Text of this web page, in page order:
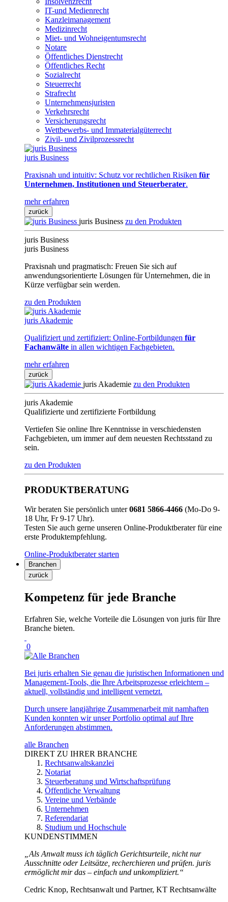
IT-und Medienrecht
Kanzleimanagement
Medizinrecht
Miet- und Wohneigentumsrecht
Notare
Öffentliches Dienstrecht
Öffentliches Recht
Sozialrecht
Steuerrecht
Strafrecht
Unternehmensjuristen
Verkehrsrecht
Versicherungsrecht
Wettbewerbs- und Immaterialgüterrecht
Zivil- und Zivilprozessrecht
juris Business
Praxisnah und intuitiv: Schutz vor rechtlichen Risiken für
Unternehmen, Institutionen und Steuerberater.
mehr erfahren
zurück
juris Business zu den Produkten
juris Business
juris Business
Praxisnah und pragmatisch: Freuen Sie sich auf
anwendungsorientierte Lösungen für Unternehmen, die in
Kürze verfügbar sein werden.
zu den Produkten
juris Akademie
Qualifiziert und zertifiziert: Online-Fortbildungen für
Fachanwälte in allen wichtigen Fachgebieten.
mehr erfahren
zurück
juris Akademie zu den Produkten
juris Akademie
Qualifizierte und zertifizierte Fortbildung
Vertiefen Sie online Ihre Kenntnisse in verschiedensten
Fachgebieten, um immer auf dem neuesten Rechtsstand zu
sein.
zu den Produkten
PRODUKTBERATUNG
Wir beraten Sie persönlich unter0681 5866-4466 (Mo-Do 9-
18 Uhr, Fr 9-17 Uhr).
Testen Sie auch gerne unseren Online-Produktberater für eine
erste Produktempfehlung.
Online-Produktberater starten
Branchen
zurück
Kompetenz für jede Branche
Erfahren Sie, welche Vorteile die Lösungen von juris für Ihre
Branche bieten.
0
Bei juris erhalten Sie genau die juristischen Informationen und
Management-Tools, die Ihre Arbeitsprozesse erleichtern –
aktuell, vollständig und intelligent vernetzt.
Durch unsere langjährige Zusammenarbeit mit namhaften
Kunden konnten wir unser Portfolio optimal auf Ihre
Anforderungen abstimmen.
alle Branchen
DIREKT ZU IHRER BRANCHE
Rechtsanwaltskanzlei
Notariat
Steuerberatung und Wirtschaftsprüfung
Öffentliche Verwaltung
Vereine und Verbände
Unternehmen
Referendariat
Studium und Hochschule
KUNDENSTIMMEN
„Als Anwalt muss ich täglich Gerichtsurteile, nicht nur
Ausschnitte oder Leitsätze, recherchieren und prüfen. juris
ermöglicht mir das – einfach und unkompliziert.“
Cedric Knop, Rechtsanwalt und Partner, KT Rechtsanwälte